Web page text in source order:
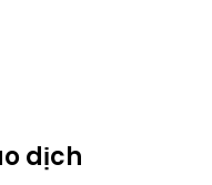
dịch